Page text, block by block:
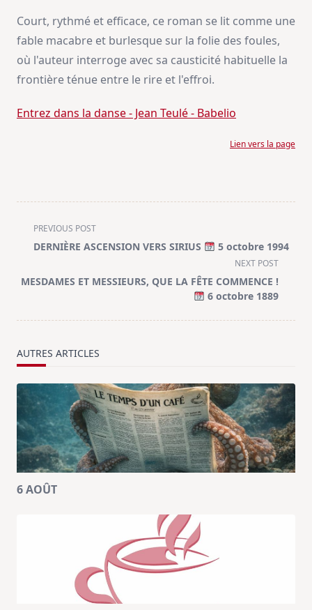
Court, rythmé et efficace, ce roman se lit comme une
fable macabre et burlesque sur la folie des foules,
où l'auteur interroge avec sa causticité habituelle la
frontière ténue entre le rire et l'effroi.
Entrez dans la danse - Jean Teulé - Babelio
Lien vers la page
<span
class="nav-
screen-
PREVIOUS POST
DERNIÈRE ASCENSION VERS SIRIUS 5 octobre 1994
NEXT POST
MESDAMES ET MESSIEURS, QUE LA FÊTE COMMENCE !
6 octobre 1889
AUTRES ARTICLES
6 AOÛT